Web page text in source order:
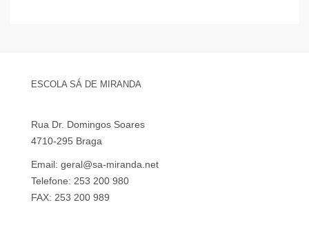
ESCOLA SÁ DE MIRANDA
Rua Dr. Domingos Soares
4710-295 Braga
Email: geral@sa-miranda.net
Telefone: 253 200 980
FAX: 253 200 989